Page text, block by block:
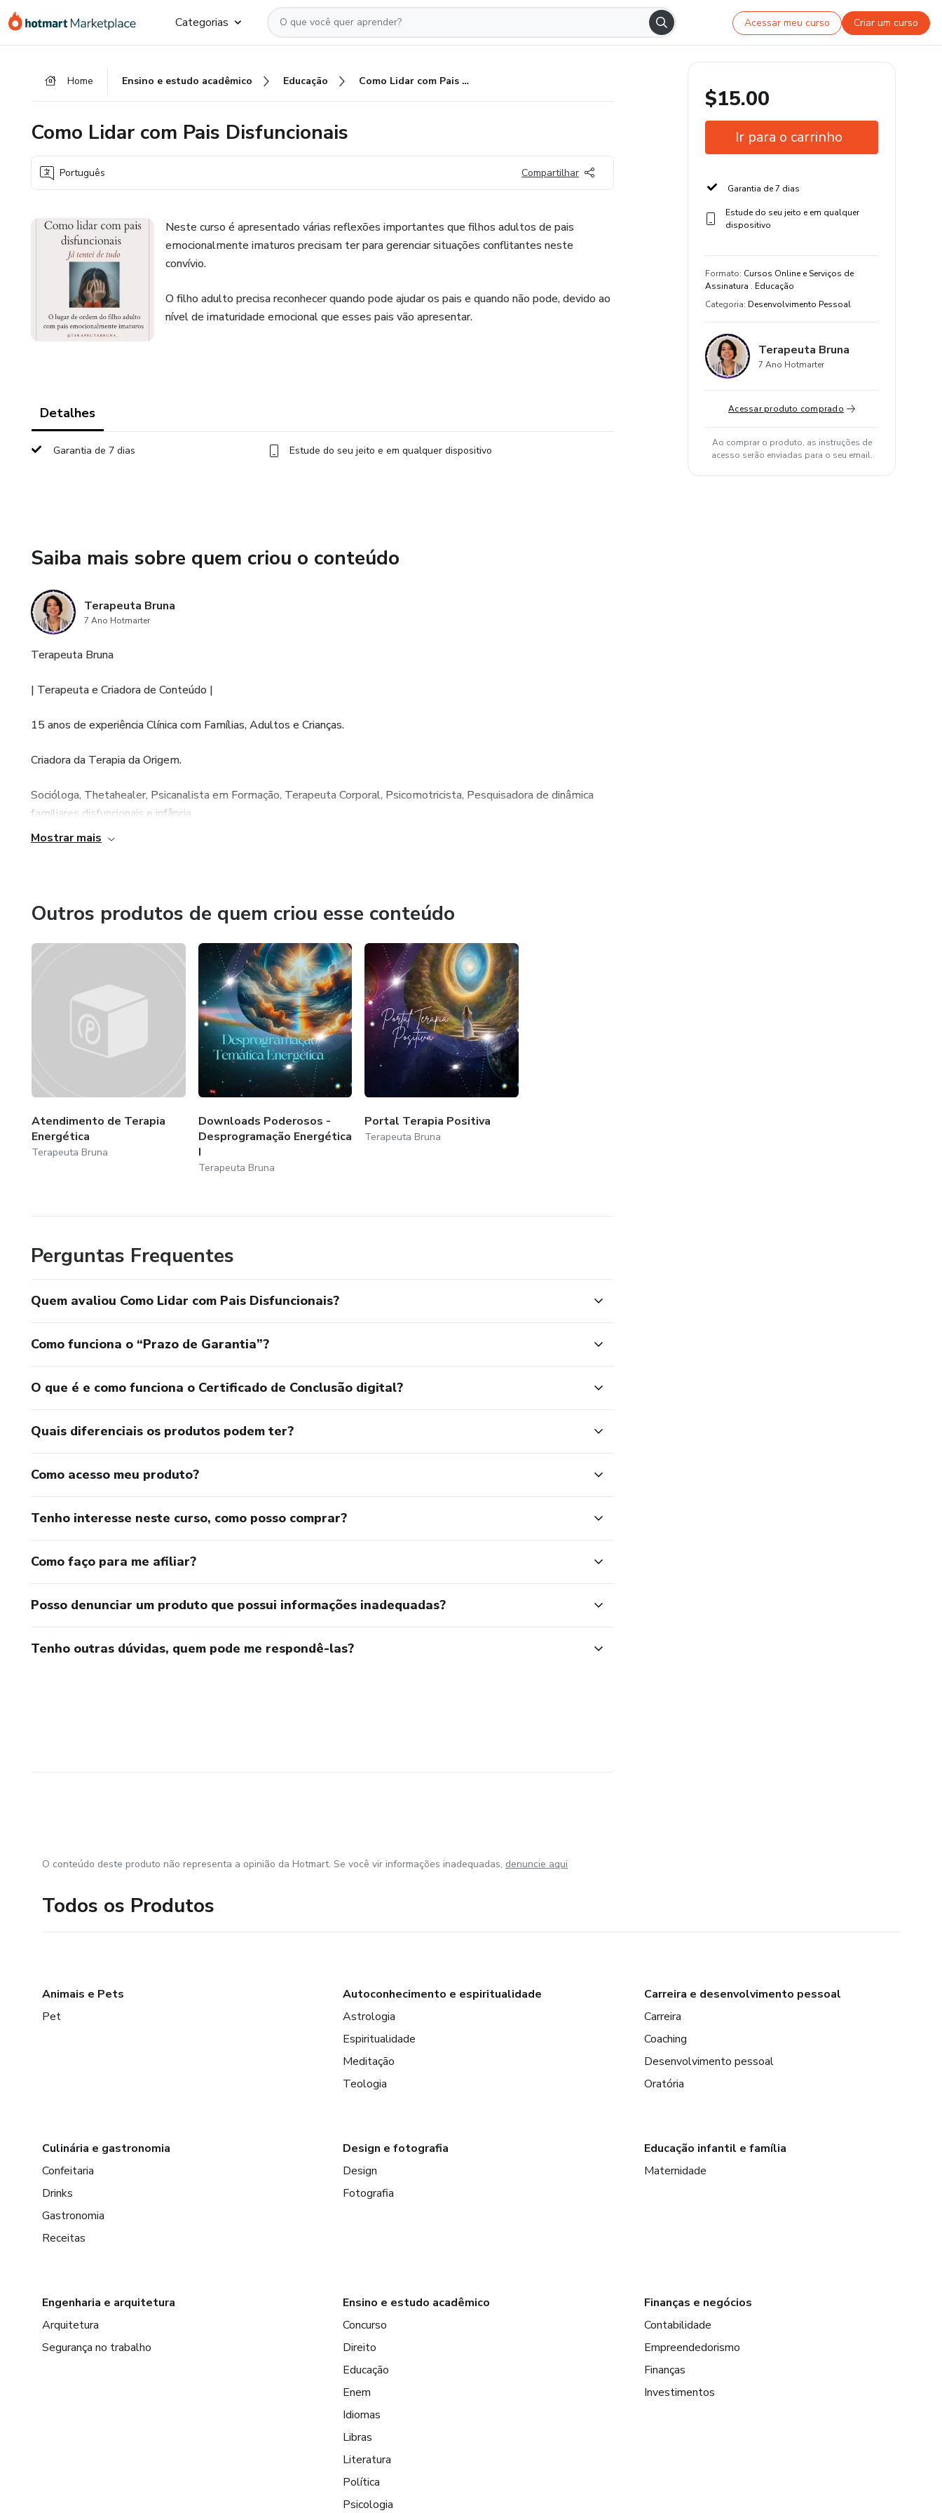
para
para
para
Categorias Acessar meu curso Criar um curso
Home Ensino e estudo acadêmico Educação Como Lidar com Pais Disfuncionais
Como Lidar com Pais Disfuncionais
Português Compartilhar
Neste curso é apresentado várias reflexões importantes que filhos adultos de pais
emocionalmente imaturos precisam ter para gerenciar situações conflitantes neste
convívio.
O filho adulto precisa reconhecer quando pode ajudar os pais e quando não pode, devido ao
nível de imaturidade emocional que esses pais vão apresentar.
Detalhes
Garantia de 7 dias Estude do seu jeito e em qualquer dispositivo
Saiba mais sobre quem criou o conteúdo
Terapeuta Bruna
7 Ano Hotmarter
Terapeuta Bruna
| Terapeuta e Criadora de Conteúdo |
15 anos de experiência Clínica com Famílias, Adultos e Crianças.
Criadora da Terapia da Origem.
Socióloga, Thetahealer, Psicanalista em Formação, Terapeuta Corporal, Psicomotricista, Pesquisadora de dinâmica
familiares disfuncionais e infância.
Minhas redes 👇👇👇
Instagram: @terapeutabruna_
Mostrar mais
Outros produtos de quem criou esse conteúdo
Atendimento de Terapia
Energética
Terapeuta Bruna
Downloads Poderosos -
Desprogramação Energética
I
Terapeuta Bruna
Portal Terapia Positiva
Terapeuta Bruna
Perguntas Frequentes
Quem avaliou Como Lidar com Pais Disfuncionais?
Como funciona o “Prazo de Garantia”?
O que é e como funciona o Certificado de Conclusão digital?
Quais diferenciais os produtos podem ter?
Como acesso meu produto?
Tenho interesse neste curso, como posso comprar?
Como faço para me afiliar?
Posso denunciar um produto que possui informações inadequadas?
Tenho outras dúvidas, quem pode me respondê-las?
$15.00
Ir para o carrinho
Garantia de 7 dias
Estude do seu jeito e em qualquer
dispositivo
Formato: Cursos Online e Serviços de
Assinatura . Educação
Categoria: Desenvolvimento Pessoal
Terapeuta Bruna
7 Ano Hotmarter
Acessar produto comprado
Ao comprar o produto, as instruções de
acesso serão enviadas para o seu email.
O conteúdo deste produto não representa a opinião da Hotmart. Se você vir informações inadequadas, denuncie aqui
Todos os Produtos
Animais e Pets
Pet
Autoconhecimento e espiritualidade
Astrologia
Espiritualidade
Meditação
Teologia
Carreira e desenvolvimento pessoal
Carreira
Coaching
Desenvolvimento pessoal
Oratória
Culinária e gastronomia
Confeitaria
Drinks
Gastronomia
Receitas
Design e fotografia
Design
Fotografia
Educação infantil e família
Maternidade
Engenharia e arquitetura
Arquitetura
Segurança no trabalho
Ensino e estudo acadêmico
Concurso
Direito
Educação
Enem
Idiomas
Libras
Literatura
Política
Psicologia
Finanças e negócios
Contabilidade
Empreendedorismo
Finanças
Investimentos